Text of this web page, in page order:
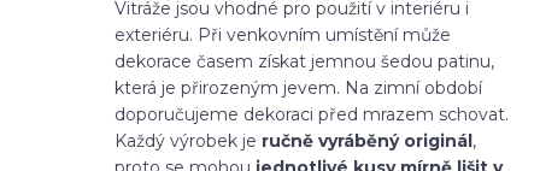
Vitráže jsou vhodné pro použití v interiéru i
exteriéru. Při venkovním umístění může
dekorace časem získat jemnou šedou patinu,
která je přirozeným jevem. Na zimní období
doporučujeme dekoraci před mrazem schovat.
Každý výrobek je ručně vyráběný originál,